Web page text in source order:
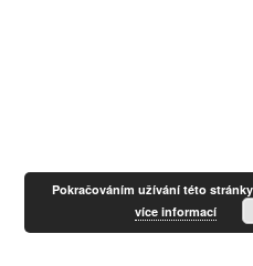
Pokračováním užívání této
více informací